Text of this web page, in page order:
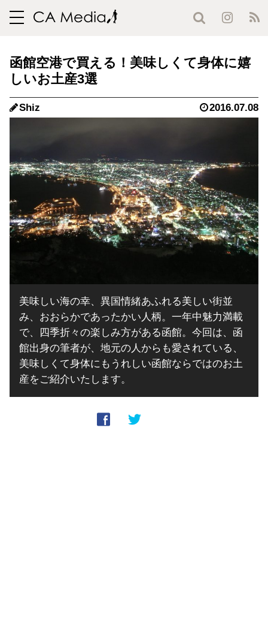
toggle
函館空港で買える！美味しくて身体に嬉
しいお土産3選
Shiz 2016.07.08
美味しい海の幸、異国情緒あふれる美しい街並
み、おおらかであったかい人柄。一年中魅力満載
で、四季折々の楽しみ方がある函館。今回は、函
館出身の筆者が、地元の人からも愛されている、
美味しくて身体にもうれしい函館ならではのお土
産をご紹介いたします。